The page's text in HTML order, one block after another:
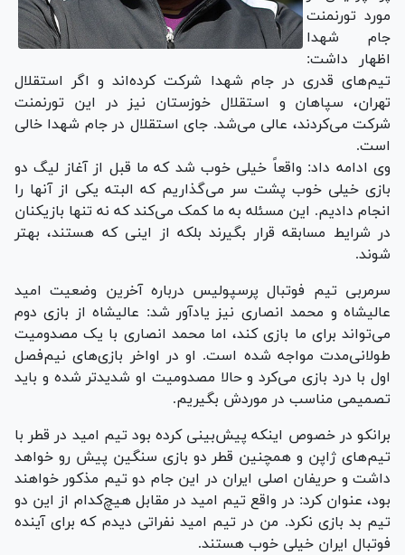
مورد تورنمنت
جام شهدا
اظهار داشت:
تیم‌های قدری در جام شهدا شرکت کرده‌اند و اگر استقلال
تهران، سپاهان و استقلال خوزستان نیز در این تورنمنت
شرکت می‌کردند، عالی می‌شد. جای استقلال در جام شهدا خالی
است.
وی ادامه داد: واقعاً خیلی خوب شد که ما قبل از آغاز لیگ دو
بازی خیلی خوب پشت سر می‌گذاریم که البته یکی از آنها را
انجام دادیم. این مسئله به ما کمک می‌کند که نه تنها بازیکنان
در شرایط مسابقه قرار بگیرند بلکه از اینی که هستند، بهتر
شوند.
سرمربی تیم فوتبال پرسپولیس درباره آخرین وضعیت امید
عالیشاه و محمد انصاری نیز یادآور شد: عالیشاه از بازی دوم
می‌تواند برای ما بازی کند، اما محمد انصاری با یک مصدومیت
طولانی‌مدت مواجه شده است. او در اواخر بازی‌های نیم‌فصل
اول با درد بازی می‌کرد و حالا مصدومیت او شدیدتر شده و باید
تصمیمی مناسب در موردش بگیریم.
برانکو در خصوص اینکه پیش‌بینی کرده بود تیم امید در قطر با
تیم‌های ژاپن و همچنین قطر دو بازی سنگین پیش رو خواهد
داشت و حریفان اصلی ایران در این جام دو تیم مذکور خواهند
بود، عنوان کرد: در واقع تیم امید در مقابل هیچ‌کدام از این دو
تیم بد بازی نکرد. من در تیم امید نفراتی دیدم که برای آینده
فوتبال ایران خیلی خوب هستند.